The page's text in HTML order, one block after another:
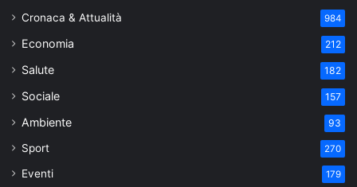
Cronaca & Attualità 984
Economia 212
Salute 182
Sociale 157
Ambiente 93
Sport 270
Eventi 179